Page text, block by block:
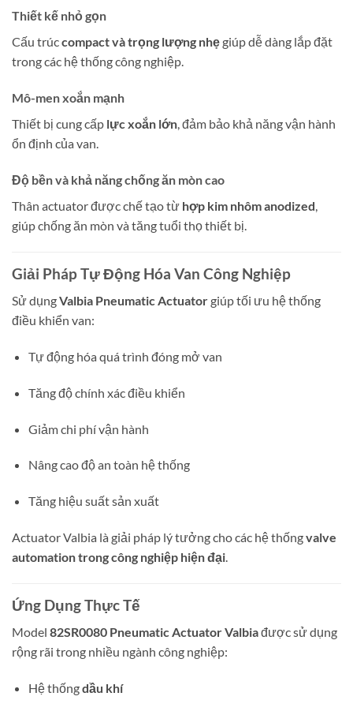
Thiết kế nhỏ gọn
Cấu trúccompact và trọng lượng nhẹgiúp dễ dàng lắp đặt
trong các hệ thống công nghiệp.
Mô-men xoắn mạnh
Thiết bị cung cấp lực xoắn lớn, đảm bảo khả năng vận hành
ổn định của van.
Độ bền và khả năng chống ăn mòn cao
Thân actuator được chế tạo từ hợp kim nhôm anodized
giúp chống ăn mòn và tăng tuổi thọ thiết bị.
Giải Pháp Tự Động Hóa Van Công Nghiệp
Sử dụngValbia Pneumatic Actuatorgiúp tối ưu hệ thống
điều khiển van:
Tự động hóa quá trình đóng mở van
Tăng độ chính xác điều khiển
Giảm chi phí vận hành
Nâng cao độ an toàn hệ thống
Tăng hiệu suất sản xuất
Actuator Valbia là giải pháp lý tưởng cho các hệ thốngvalve
automation trong công nghiệp hiện đại.
Ứng Dụng Thực Tế
Model 82SR0080 Pneumatic Actuator Valbiađược sử dụng
rộng rãi trong nhiều ngành công nghiệp:
Hệ thốngdầu khí